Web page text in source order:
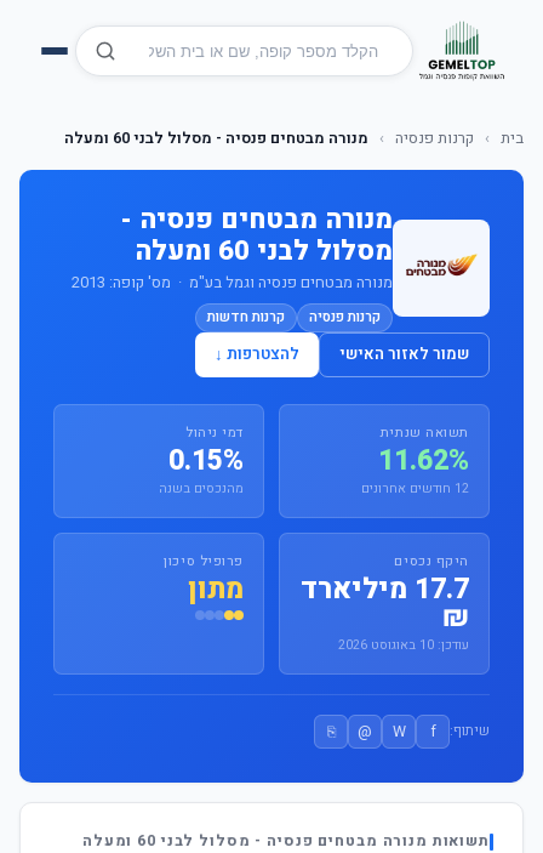
בית › קרנות פנסיה › מנורה מבטחים פנסיה - מסלול לבני 60 ומעלה
מנורה מבטחים פנסיה -
מסלול לבני 60 ומעלה
מנורה מבטחים פנסיה וגמל בע"מ · מס' קופה: 2013
קרנות פנסיה קרנות חדשות
שמור לאזור האישי להצטרפות ↓
תשואה שנתית
11.62%
12 חודשים אחרונים
דמי ניהול
0.15%
מהנכסים בשנה
היקף נכסים
17.7 מיליארד
₪
עודכן: 10 באוגוסט 2026
פרופיל סיכון
מתון
שיתוף: f
W
@
⎘
תשואות מנורה מבטחים פנסיה - מסלול לבני 60 ומעלה